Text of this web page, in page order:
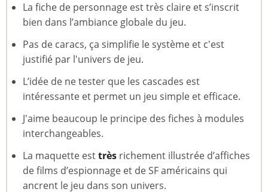
La fiche de personnage est très claire et s’inscrit
bien dans l’ambiance globale du jeu.
Pas de caracs, ça simplifie le système et c'est
justifié par l'univers de jeu.
L’idée de ne tester que les cascades est
intéressante et permet un jeu simple et efficace.
J'aime beaucoup le principe des fiches à modules
interchangeables.
La maquette esttrès richement illustrée d’affiches
de films d’espionnage et de SF américains qui
ancrent le jeu dans son univers.